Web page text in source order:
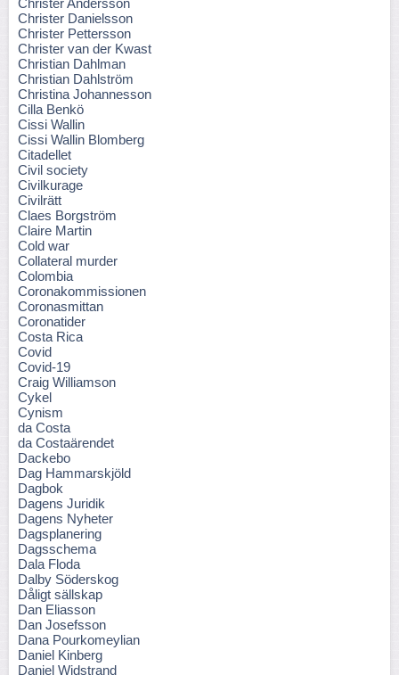
Christer Andersson
Christer Danielsson
Christer Pettersson
Christer van der Kwast
Christian Dahlman
Christian Dahlström
Christina Johannesson
Cilla Benkö
Cissi Wallin
Cissi Wallin Blomberg
Citadellet
Civil society
Civilkurage
Civilrätt
Claes Borgström
Claire Martin
Cold war
Collateral murder
Colombia
Coronakommissionen
Coronasmittan
Coronatider
Costa Rica
Covid
Covid-19
Craig Williamson
Cykel
Cynism
da Costa
da Costaärendet
Dackebo
Dag Hammarskjöld
Dagbok
Dagens Juridik
Dagens Nyheter
Dagsplanering
Dagsschema
Dala Floda
Dalby Söderskog
Dåligt sällskap
Dan Eliasson
Dan Josefsson
Dana Pourkomeylian
Daniel Kinberg
Daniel Widstrand